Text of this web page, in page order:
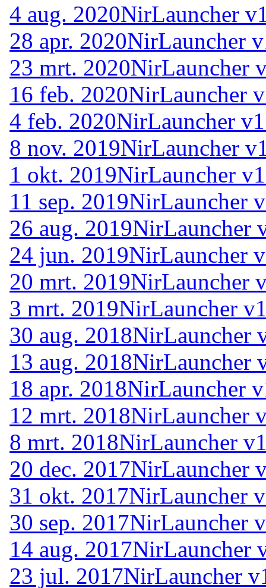
4 aug. 2020NirLauncher
28 apr. 2020NirLauncher
23 mrt. 2020NirLauncher
16 feb. 2020NirLauncher
4 feb. 2020NirLauncher
8 nov. 2019NirLauncher
1 okt. 2019NirLauncher
11 sep. 2019NirLauncher
26 aug. 2019NirLauncher
24 jun. 2019NirLauncher
20 mrt. 2019NirLauncher
3 mrt. 2019NirLauncher
30 aug. 2018NirLauncher
13 aug. 2018NirLauncher
18 apr. 2018NirLauncher
12 mrt. 2018NirLauncher
8 mrt. 2018NirLauncher
20 dec. 2017NirLauncher
31 okt. 2017NirLauncher
30 sep. 2017NirLauncher
14 aug. 2017NirLauncher
23 jul. 2017NirLauncher